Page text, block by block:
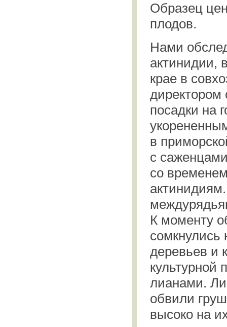
Образец
плодов.
Нами
актинидии,
крае в
посадки на
в
с
со
К моменту
сомкнулись
деревьев и
культурной
лианами.
обвили
высоко на